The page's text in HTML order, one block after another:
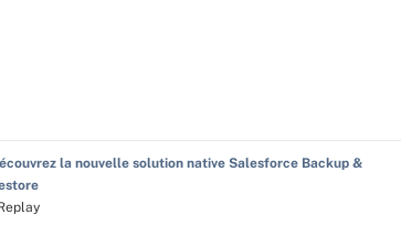
la nouvelle solution native Salesforce Backup &